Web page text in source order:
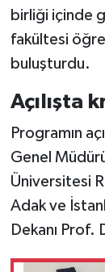
birliği içinde
fakültesi
buluşturdu.
Açılışta
Programın
Genel
Üniversitesi
Adak ve
Dekanı Prof.